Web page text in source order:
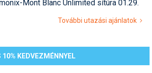
Mont Blanc Unlimited sítúra 01.29.
További utazási ajánlatok
KEDVEZMÉNNYEL